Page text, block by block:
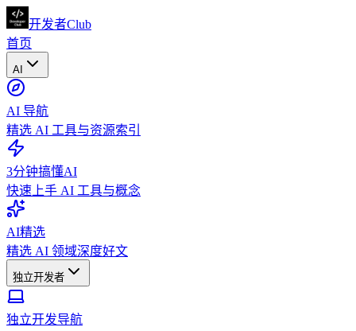
开发者Club
首页
AI
AI 导航
精选 AI 工具与资源索引
3分钟搞懂AI
快速上手 AI 工具与概念
AI精选
精选 AI 领域深度好文
独立开发者
独立开发导航